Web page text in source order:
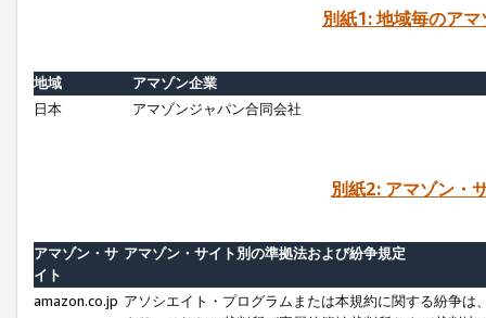
別紙1: 地域毎のア
地域
アマゾン企業
日本
アマゾンジャパン合同会社
別紙2: アマゾン・
アマゾン・サ
イト
アマゾン・サイト別の準拠法および紛争規定
amazon.co.jp アソシエイト・プログラムまたは本規約に関する紛争